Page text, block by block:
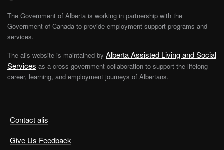
Contact alis
Give Us Feedback
The Government of Alberta is working in partnership with the
Government of Canada to provide employment support programs and
services.
The alis website is maintained by Alberta Assisted Living and Social
Services as a cross-government collaboration to support the lifelong
career, learning, and employment journeys of Albertans.